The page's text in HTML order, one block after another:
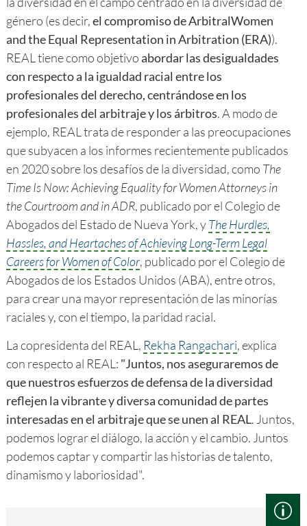
género (es decir,el compromiso de ArbitralWomen
and the Equal Representation in Arbitration (ERA)).
REAL tiene como objetivoabordar las desigualdades
con respecto a la igualdad racial entre los
profesionales del derecho, centrándose en los
profesionales del arbitraje y los árbitros. A modo de
ejemplo, REAL trata de responder a las preocupaciones
que subyacen a los informes recientemente publicados
en 2020 sobre los desafíos de la diversidad, como The
Time Is Now: Achieving Equality for Women Attorneys in
the Courtroom and in ADR, publicado por el Colegio de
Abogados del Estado de Nueva York, yThe Hurdles,
Hassles, and Heartaches of Achieving Long-Term Legal
Careers for Women of Color, publicado por el Colegio de
Abogados de los Estados Unidos (ABA), entre otros,
para crear una mayor representación de las minorías
raciales y, con el tiempo, la paridad racial.
La copresidenta del REAL, Rekha Rangachari, explica
con respecto al REAL: "Juntos, nos aseguraremos de
que nuestros esfuerzos de defensa de la diversidad
reflejen la vibrante y diversa comunidad de partes
interesadas en el arbitraje que se unen al REAL. Juntos,
podemos lograr el diálogo, la acción y el cambio. Juntos
podemos captar y compartir las historias de talento,
dinamismo y laboriosidad".